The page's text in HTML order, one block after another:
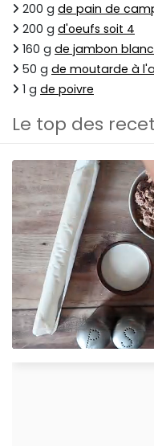
200 g de pain de
200 g d'oeufs soit 4
160 g de jambon
50 g de moutarde à
1 g de poivre
Le top des